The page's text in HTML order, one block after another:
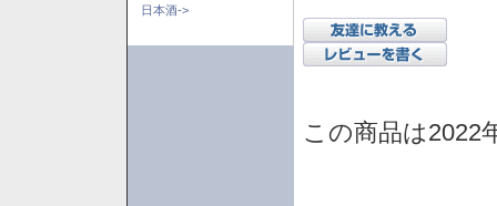
日本酒->
この商品は2022